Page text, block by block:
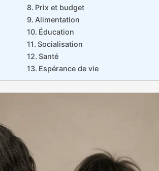
Prix et budget
Alimentation
Éducation
Socialisation
Santé
Espérance de vie